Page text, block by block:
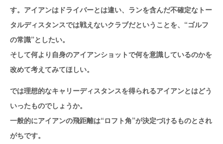
す。アイアンはドライバーとは違い、ランを含んだ不確定なトー
タルディスタンスでは戦えないクラブだということを、“ゴルフ
の常識”としたい。
そして何より自身のアイアンショットで何を意識しているのかを
改めて考えてみてほしい。
では理想的なキャリーディスタンスを得られるアイアンとはどう
いったものでしょうか。
一般的にアイアンの飛距離は“ロフト角”が決定づけるものとされ
がちです。